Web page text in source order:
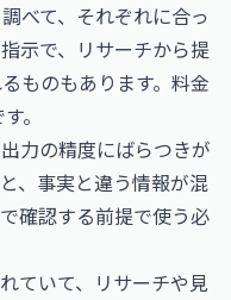
べて、それぞれに合っ
示で、リサーチから提
ものもあります。料金
。
力の精度にばらつきが
、事実と違う情報が混
確認する前提で使う必
ていて、リサーチや見